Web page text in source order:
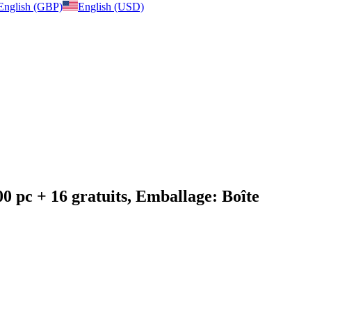
(GBP)
English (USD)
pc + 16 gratuits, Emballage: Boîte